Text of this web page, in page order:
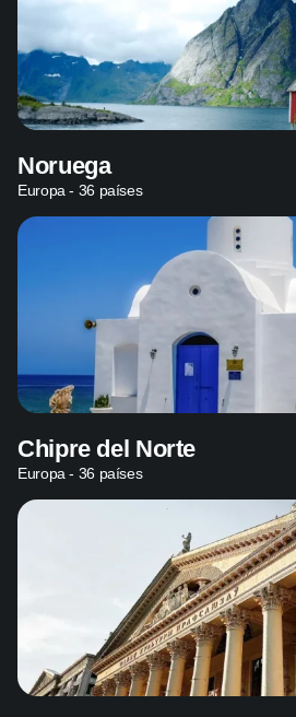
Noruega
Europa - 36 países
Chipre del Norte
Europa - 36 países